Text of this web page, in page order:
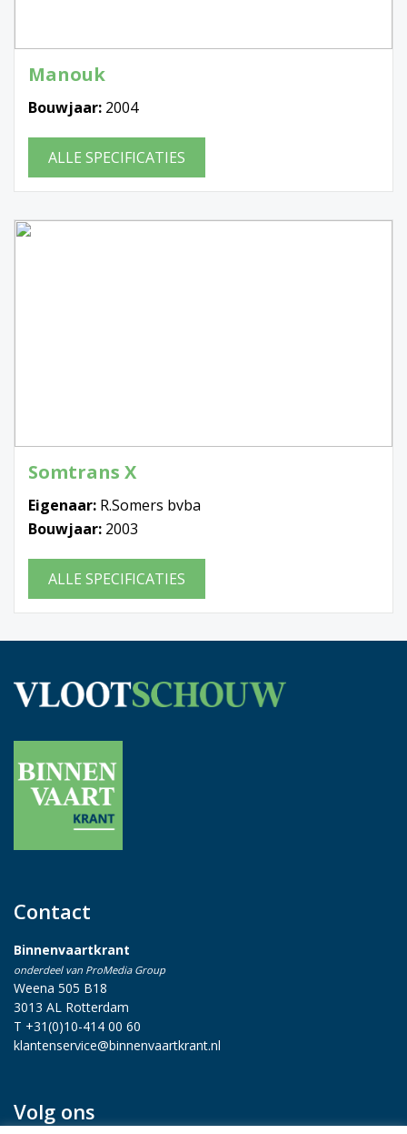
Manouk
Bouwjaar: 2004
ALLE SPECIFICATIES
Somtrans X
Eigenaar: R.Somers bvba
Bouwjaar: 2003
ALLE SPECIFICATIES
Contact
Binnenvaartkrant
onderdeel van ProMedia Group
Weena 505 B18
3013 AL Rotterdam
T +31(0)10-414 00 60
klantenservice@binnenvaartkrant.nl
Volg ons